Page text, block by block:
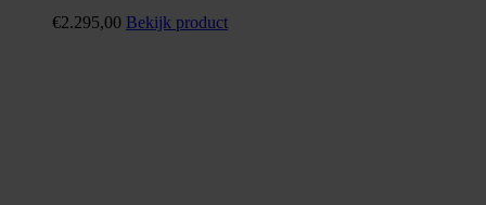
€2.295,00 Bekijk product